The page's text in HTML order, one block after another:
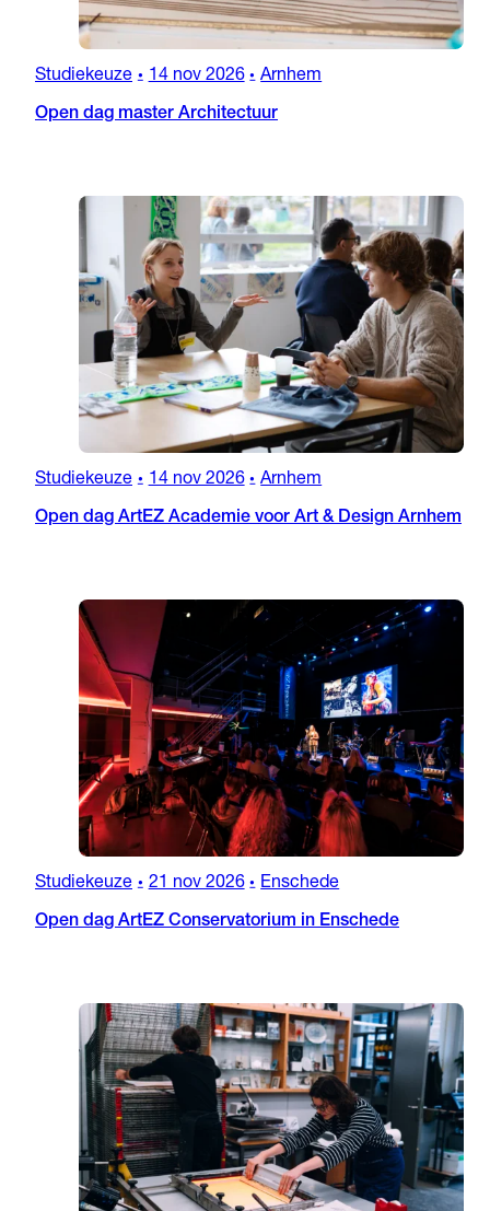
Studiekeuze • 14 nov 2026 • Arnhem
Open dag master Architectuur
Studiekeuze • 14 nov 2026 • Arnhem
Open dag ArtEZ Academie voor Art & Design Arnhem
Studiekeuze • 21 nov 2026 • Enschede
Open dag ArtEZ Conservatorium in Enschede